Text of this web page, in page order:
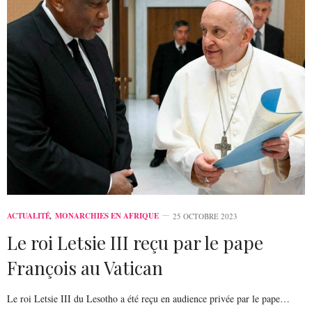
ACTUALITÉ, MONARCHIES EN AFRIQUE 25 OCTOBRE 2023
Le roi Letsie III reçu par le pape
François au Vatican
Le roi Letsie III du Lesotho a été reçu en audience privée par le pape…